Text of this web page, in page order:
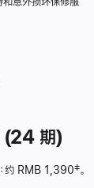
(24 期)
：约 RMB 1,390脚
‡。